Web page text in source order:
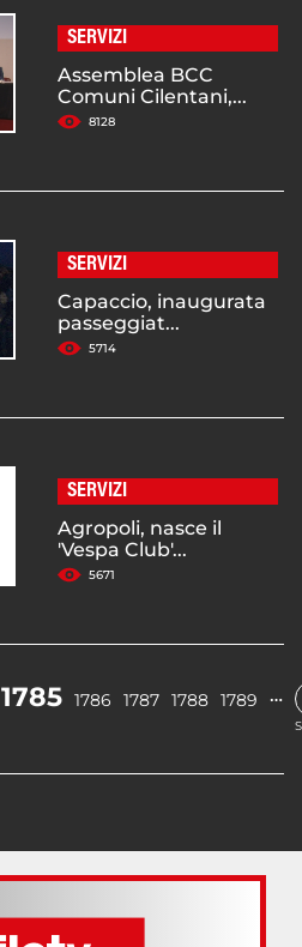
SERVIZI
Assemblea BCC
Comuni Cilentani,...
8128
SERVIZI
Capaccio, inaugurata
passeggiat...
5714
SERVIZI
Agropoli, nasce il
'Vespa Club'...
5671
1785 1786 1787 1788 1789 …